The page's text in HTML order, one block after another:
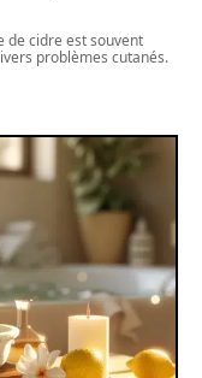
de cidre est souvent
problèmes cutanés.